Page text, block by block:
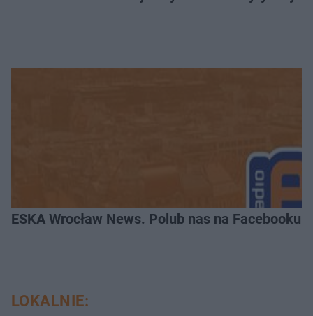
ESKA Wrocław News. Polub nas na Facebooku!
LOKALNIE: